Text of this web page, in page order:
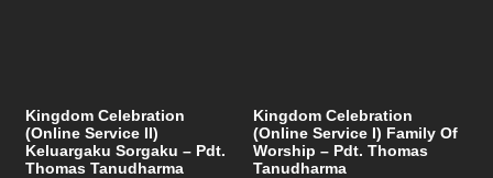
Kingdom Celebration
(Online Service II)
Keluargaku Sorgaku – Pdt.
Thomas Tanudharma
Kingdom Celebration
(Online Service I) Family Of
Worship – Pdt. Thomas
Tanudharma